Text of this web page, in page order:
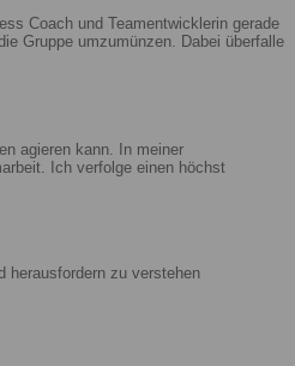
Coach und Teamentwicklerin gerade
Gruppe umzumünzen. Dabei überfalle
agieren kann. In meiner
Ich verfolge einen höchst
herausfordern zu verstehen